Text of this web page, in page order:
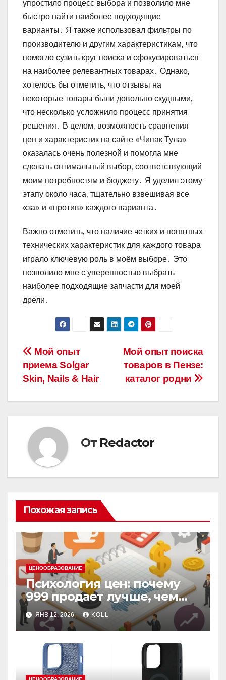
упростило процесс выбора и позволило мне
быстро найти наиболее подходящие
варианты․ Я также использовал фильтры по
производителю и другим характеристикам‚ что
помогло сузить круг поиска и сфокусироваться
на наиболее релевантных товарах․ Однако‚
хотелось бы отметить‚ что отзывы на
некоторые товары были довольно скудными‚
что несколько усложнило процесс принятия
решения․ В целом‚ возможность сравнения
цен и характеристик на сайте «Чипак Тула»
оказалась очень полезной и помогла мне
сделать оптимальный выбор‚ соответствующий
моим потребностям и бюджету․ Я уделил этому
этапу около часа‚ тщательно взвешивая все
«за» и «против» каждого варианта․
Важно отметить‚ что наличие четких и понятных
технических характеристик для каждого товара
играло ключевую роль в моём выборе․ Это
позволило мне с уверенностью выбрать
наиболее подходящие запчасти для моей
дрели․
Навигация
по
записям
Мой опыт поиска
товаров в Пензе:
каталог родни
Мой опыт
приема Solgar
Skin, Nails & Hair
От Redactor
Похожая запись
ЦЕНООБРАЗОВАНИЕ
Психология цен: почему
999 продает лучше, чем
1000, даже в кризис
ЯНВ 12, 2026 KOLL